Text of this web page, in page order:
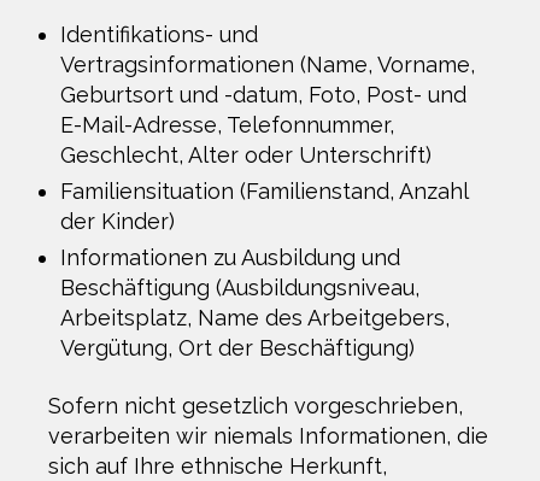
Identifikations- und
Vertragsinformationen (Name, Vorname,
Geburtsort und -datum, Foto, Post- und
E-Mail-Adresse, Telefonnummer,
Geschlecht, Alter oder Unterschrift)
Familiensituation (Familienstand, Anzahl
der Kinder)
Informationen zu Ausbildung und
Beschäftigung (Ausbildungsniveau,
Arbeitsplatz, Name des Arbeitgebers,
Vergütung, Ort der Beschäftigung)
Sofern nicht gesetzlich vorgeschrieben,
verarbeiten wir niemals Informationen, die
sich auf Ihre ethnische Herkunft,